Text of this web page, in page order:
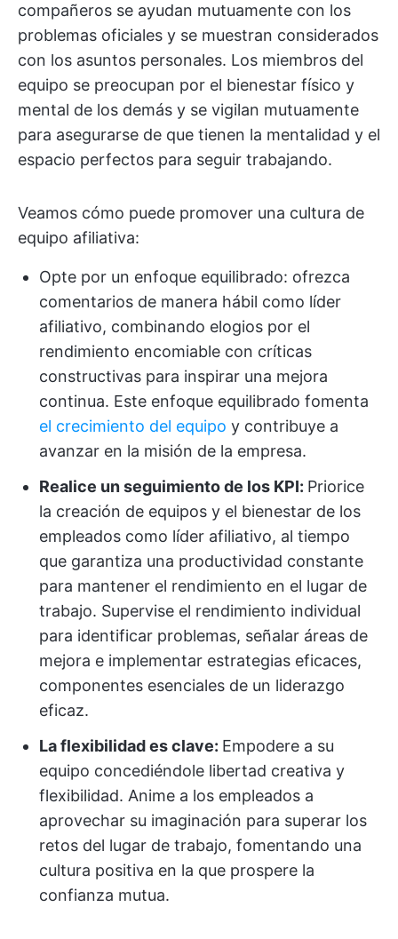
compañeros se ayudan mutuamente con los
problemas oficiales y se muestran considerados
con los asuntos personales. Los miembros del
equipo se preocupan por el bienestar físico y
mental de los demás y se vigilan mutuamente
para asegurarse de que tienen la mentalidad y el
espacio perfectos para seguir trabajando.
Veamos cómo puede promover una cultura de
equipo afiliativa:
Opte por un enfoque equilibrado: ofrezca
comentarios de manera hábil como líder
afiliativo, combinando elogios por el
rendimiento encomiable con críticas
constructivas para inspirar una mejora
continua. Este enfoque equilibrado fomenta
el crecimiento del equipo y contribuye a
avanzar en la misión de la empresa.
Realice un seguimiento de los KPI: Priorice
la creación de equipos y el bienestar de los
empleados como líder afiliativo, al tiempo
que garantiza una productividad constante
para mantener el rendimiento en el lugar de
trabajo. Supervise el rendimiento individual
para identificar problemas, señalar áreas de
mejora e implementar estrategias eficaces,
componentes esenciales de un liderazgo
eficaz.
La flexibilidad es clave: Empodere a su
equipo concediéndole libertad creativa y
flexibilidad. Anime a los empleados a
aprovechar su imaginación para superar los
retos del lugar de trabajo, fomentando una
cultura positiva en la que prospere la
confianza mutua.